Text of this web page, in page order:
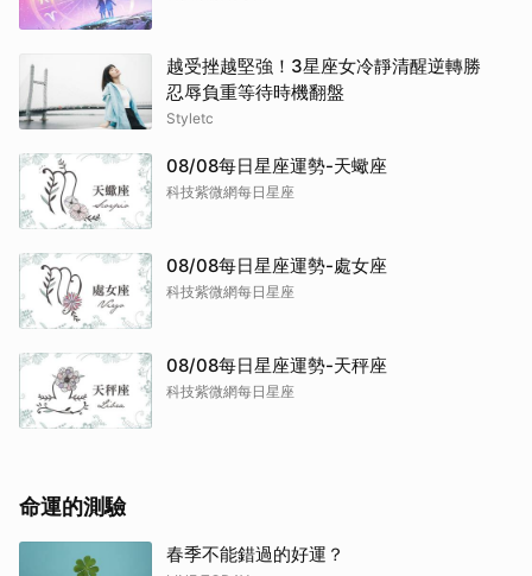
越受挫越堅強！3星座女冷靜清醒逆轉勝
忍辱負重等待時機翻盤
Styletc
08/08每日星座運勢-天蠍座
科技紫微網每日星座
08/08每日星座運勢-處女座
科技紫微網每日星座
08/08每日星座運勢-天秤座
科技紫微網每日星座
命運的測驗
春季不能錯過的好運？